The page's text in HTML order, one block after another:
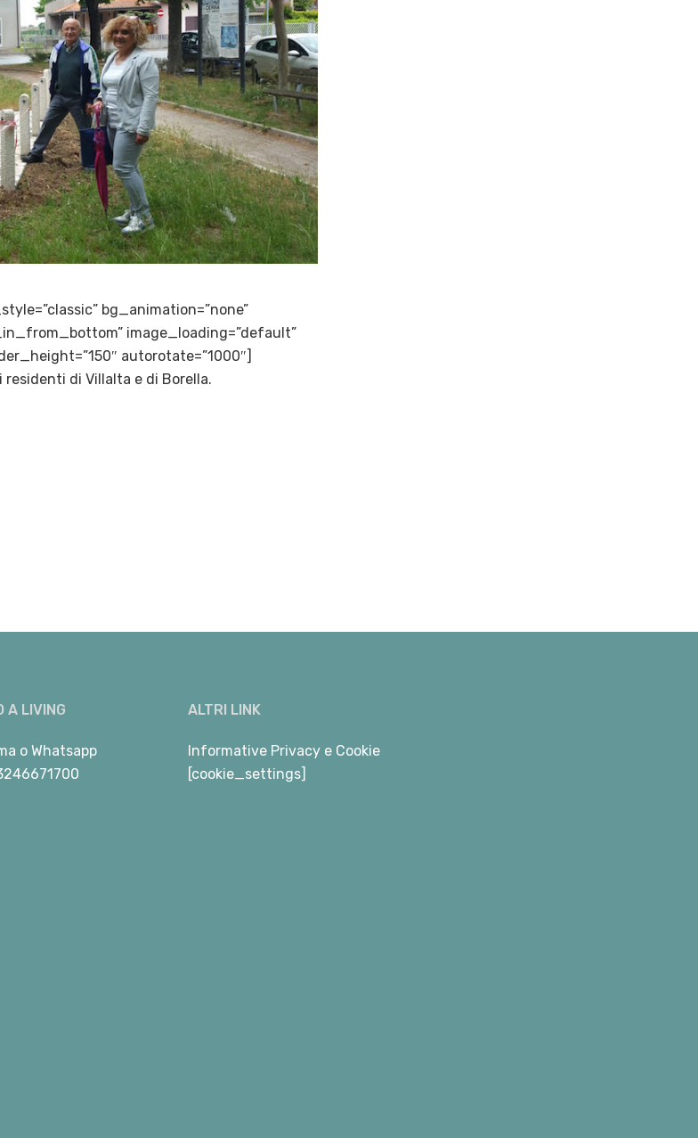
bg_animation=”none”
image_loading=”default”
autorotate=”1000″]
residenti di Villalta e di Borella.
A LIVING
o Whatsapp
ALTRI LINK
Informative Privacy e Cookie
[cookie_settings]